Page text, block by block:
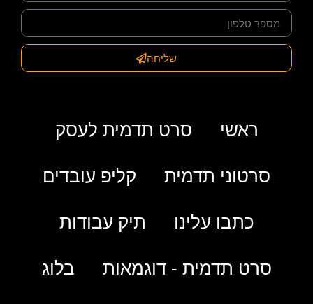
שליחה
ראשי סרט תדמית לעסק
סרטוני תדמית קליפ עובדים
כתבו עלינו תיק עבודות
סרט תדמית - דוגמאות בלוג